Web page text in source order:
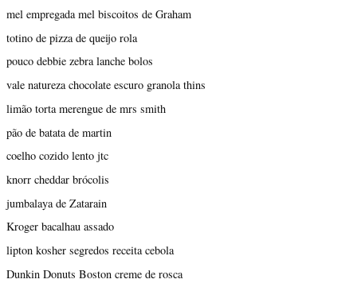
mel empregada mel biscoitos de Graham
totino de pizza de queijo rola
pouco debbie zebra lanche bolos
vale natureza chocolate escuro granola thins
limão torta merengue de mrs smith
pão de batata de martin
coelho cozido lento jtc
knorr cheddar brócolis
jumbalaya de Zatarain
Kroger bacalhau assado
lipton kosher segredos receita cebola
Dunkin Donuts Boston creme de rosca